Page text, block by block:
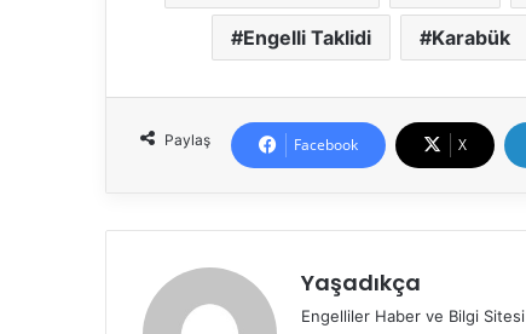
Engelli Taklidi Karabük
Paylaş Facebook X
Yaşadıkça
Engelliler Haber ve Bilgi Sitesi